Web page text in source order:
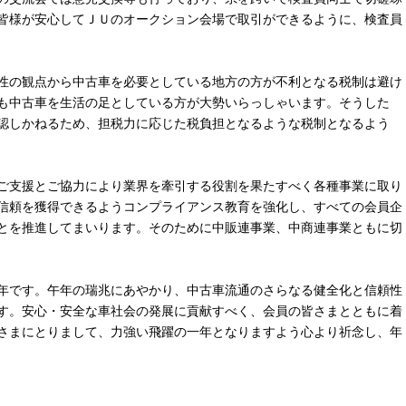
様が安心してＪＵのオークション会場で取引ができるように、検査員
観点から中古車を必要としている地方の方が不利となる税制は避け
中古車を生活の足としている方が大勢いらっしゃいます。そうした
しかねるため、担税力に応じた税負担となるような税制となるよう
援とご協力により業界を牽引する役割を果たすべく各種事業に取り
頼を獲得できるようコンプライアンス教育を強化し、すべての会員企
を推進してまいります。そのために中販連事業、中商連事業ともに切
す。午年の瑞兆にあやかり、中古車流通のさらなる健全化と信頼性
。安心・安全な車社会の発展に貢献すべく、会員の皆さまとともに着
まにとりまして、力強い飛躍の一年となりますよう心より祈念し、年